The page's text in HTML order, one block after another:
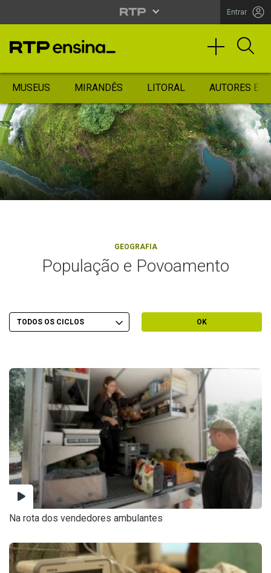
Entrar
MUSEUS MIRANDÊS LITORAL AUTORES
GEOGRAFIA
População e Povoamento
Filtrar por Ciclo
Escolher Ciclo OK
Na rota dos vendedores ambulantes